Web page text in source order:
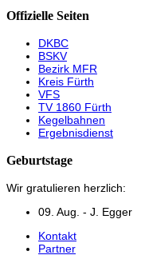
Offizielle Seiten
DKBC
BSKV
Bezirk MFR
Kreis Fürth
VFS
TV 1860 Fürth
Kegelbahnen
Ergebnisdienst
Geburtstage
Wir gratulieren herzlich:
09. Aug. - J. Egger
Kontakt
Partner